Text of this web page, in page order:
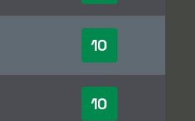
10
10